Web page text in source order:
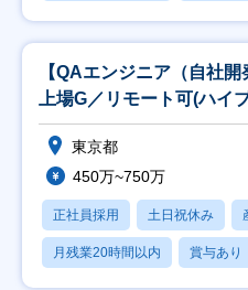
【QAエンジニア（自社
上場G／リモート可(ハイ
東京都
450万~750万
正社員採用 土日祝休み
月残業20時間以内 賞与あり